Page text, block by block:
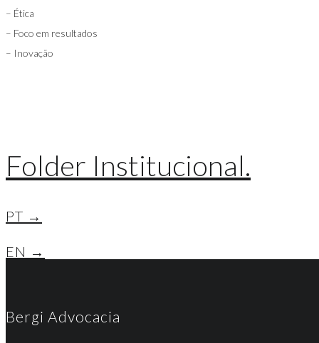
– Ética
– Foco em resultados
– Inovação
Folder Institucional.
PT →
EN →
Bergi Advocacia